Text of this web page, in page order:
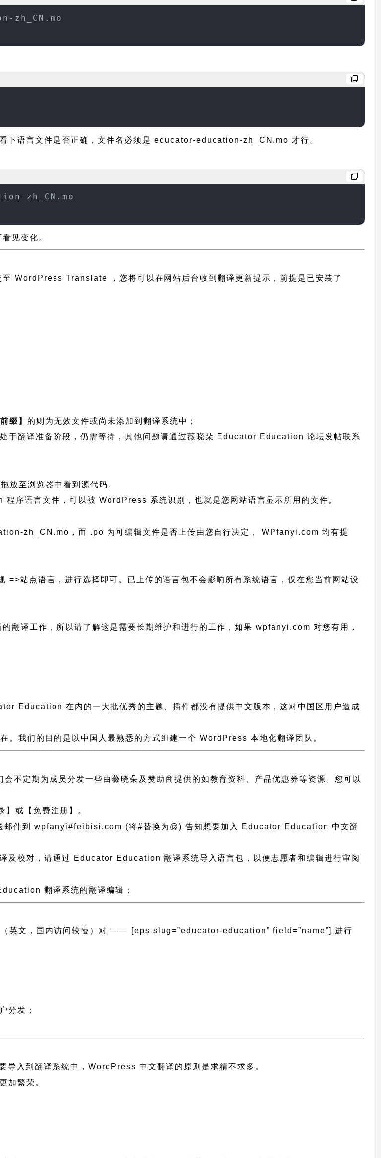
zh_CN.mo
下语言文件是否正确，文件名必须是 educator-education-zh_CN.mo 才行。
zh_CN.mo
见变化。
WordPress Translate ，您将可以在网站后台收到翻译更新提示，前提是已安装了
缀】 的则为无效文件或尚未添加到翻译系统中；
于翻译准备阶段，仍需等待，其他问题请通过薇晓朵 Educator Education 论坛发帖联系
至浏览器中看到源代码。
语言文件，可以被 WordPress 系统识别，也就是您网站语言显示所用的文件。
zh_CN.mo，而 .po 为可编辑文件是否上传由您自行决定， WPfanyi.com 均有提
站点语言，进行选择即可。已上传的语言包不会影响所有系统语言，仅在您当前网站设
翻译工作，所以请了解这是需要长期维护和进行的工作，如果 wpfanyi.com 对您有用，
Education 在内的一大批优秀的主题、插件都没有提供中文版本，这对中国区用户造成
。我们的目的是以中国人最熟悉的方式组建一个 WordPress 本地化翻译团队。
不定期为成员分发一些由薇晓朵及赞助商提供的如教育资料、产品优惠券等资源。您可以
】或【免费注册】。
邮件到 wpfanyi#feibisi.com (将#替换为@) 告知想要加入 Educator Education 中文翻
校对，请通过 Educator Education 翻译系统导入语言包，以便志愿者和编辑进行审阅
翻译系统的翻译编辑；
英文，国内访问较慢）对 —— [eps slug=”educator-education” field=”name”]进行
分发；
导入到翻译系统中，WordPress 中文翻译的原则 是求精不求多。
加繁荣。